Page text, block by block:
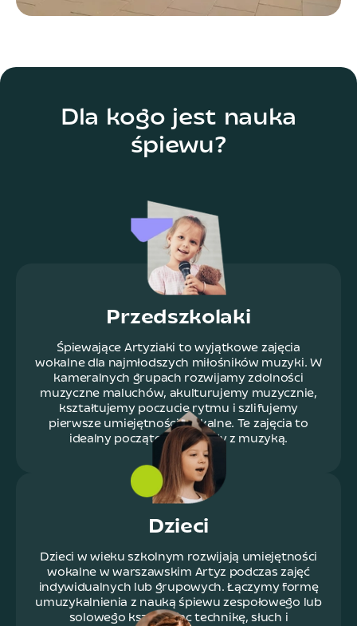
Dla kogo jest nauka
śpiewu?
Przedszkolaki
Śpiewające Artyziaki to wyjątkowe zajęcia
wokalne dla najmłodszych miłośników muzyki. W
kameralnych grupach rozwijamy zdolności
muzyczne maluchów, akulturujemy muzycznie,
kształtujemy poczucie rytmu i szlifujemy
pierwsze umiejętności wokalne. Te zajęcia to
idealny początek przygody z muzyką.
Dzieci
Dzieci w wieku szkolnym rozwijają umiejętności
wokalne w warszawskim Artyz podczas zajęć
indywidualnych lub grupowych. Łączymy formę
umuzykalnienia z nauką śpiewu zespołowego lub
solowego kształtując technikę, słuch i